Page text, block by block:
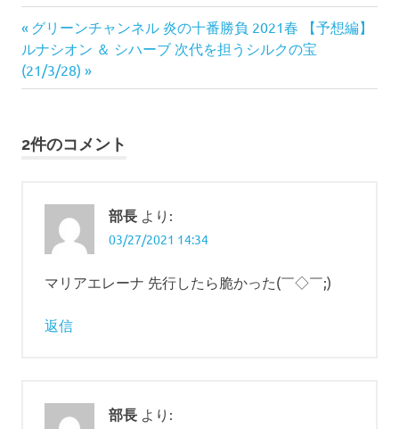
投
稿
ナ
ゲ
前
の
記
事:
グリーンチャンネル 炎の十番勝負 2021春 【予想編】
次
の
記
ルナシオン ＆ シハーブ 次代を担うシルクの宝
(21/3/28)
2件のコメント
部長 より:
03/27/2021 14:34
マリアエレーナ 先行したら脆かった(￣◇￣;)
返信
部長 より: